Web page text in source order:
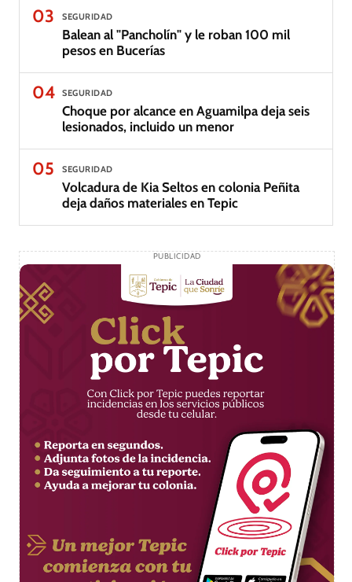
03 SEGURIDAD
Balean al "Pancholín" y le roban 100 mil
pesos en Bucerías
04 SEGURIDAD
Choque por alcance en Aguamilpa deja seis
lesionados, incluido un menor
05 SEGURIDAD
Volcadura de Kia Seltos en colonia Peñita
deja daños materiales en Tepic
PUBLICIDAD